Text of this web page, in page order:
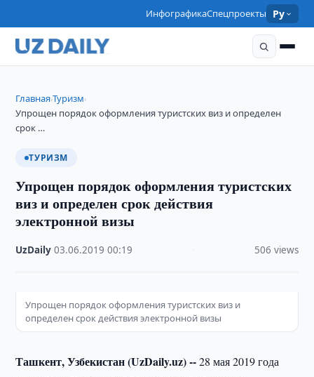
ИнфографикаСпецпроекты Ру
Главная›Туризм›
Упрощен порядок оформления туристских виз и определен
срок …
ТУРИЗМ
Упрощен порядок оформления туристских
виз и определен срок действия
электронной визы
UzDaily ·03.06.2019 ·00:19 506 views
Упрощен порядок оформления туристских виз и
определен срок действия электронной визы
Ташкент, Узбекистан (UzDaily.uz) --28 мая 2019 года